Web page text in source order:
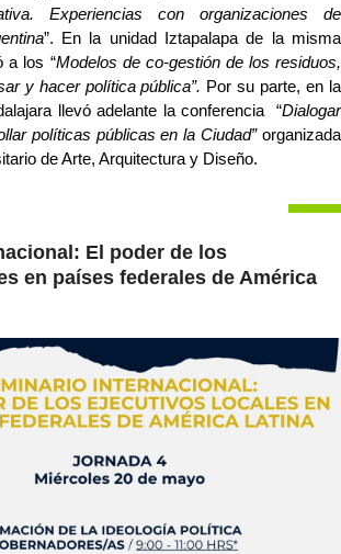
Experiencias con organizaciones de
”. En la unidad Iztapalapa de la misma
a los “Modelos de co-gestión de los residuos,
y hacer política pública”. Por su parte, en la
llevó adelante la conferencia  “Dialogar
políticas públicas en la Ciudad” organizada
de Arte, Arquitectura y Diseño.
El poder de los
en países federales de América